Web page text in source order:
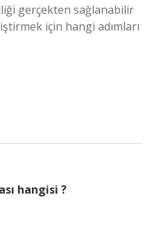
gerçekten sağlanabilir
için hangi adımları
hangisi ?